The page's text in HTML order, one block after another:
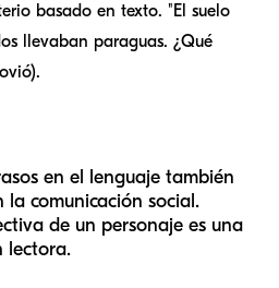
basado en texto. "El suelo
llevaban paraguas. ¿Qué
en el lenguaje también
comunicación social.
de un personaje es una
lectora.